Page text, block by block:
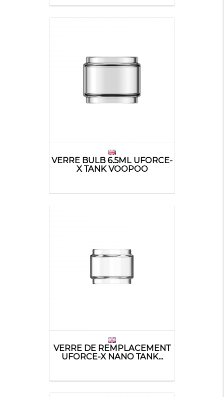
VERRE BULB 6.5ML UFORCE-
X TANK VOOPOO
VERRE DE REMPLACEMENT
UFORCE-X NANO TANK...